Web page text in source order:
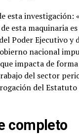
esta investigación:
esta maquinaria
Poder Ejecutivo y
nacional
impacta de
del sector
del
completo